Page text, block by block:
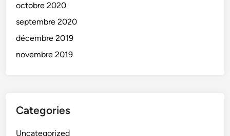
octobre 2020
septembre 2020
décembre 2019
novembre 2019
Categories
Uncategorized